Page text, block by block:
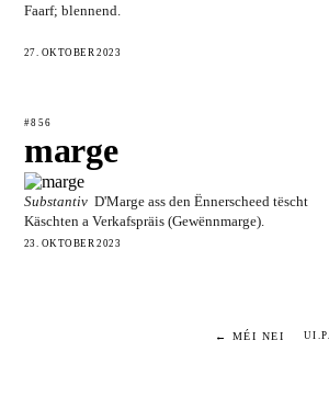
Faarf; blennend.
27. OKTOBER 2023
#856
marge
Substantiv D'Marge ass den Ënnerscheed tëscht
Käschten a Verkafspräis (Gewënnmarge).
23. OKTOBER 2023
← MÉI NEI